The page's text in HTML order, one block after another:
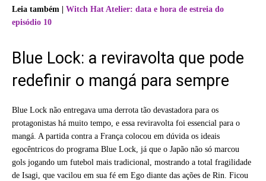
Leia também | Witch Hat Atelier: data e hora de estreia do
episódio 10
Blue Lock: a reviravolta que pode
redefinir o mangá para sempre
Blue Lock não entregava uma derrota tão devastadora para os
protagonistas há muito tempo, e essa reviravolta foi essencial para o
mangá. A partida contra a França colocou em dúvida os ideais
egocêntricos do programa Blue Lock, já que o Japão não só marcou
gols jogando um futebol mais tradicional, mostrando a total fragilidade
de Isagi, que vacilou em sua fé em Ego diante das ações de Rin. Ficou